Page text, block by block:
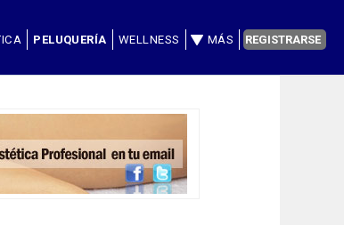
PELUQUERÍA WELLNESS MÁS REGISTRARSE